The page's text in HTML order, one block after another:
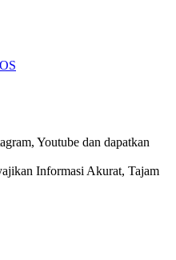
Youtube dan dapatkan
Informasi Akurat, Tajam